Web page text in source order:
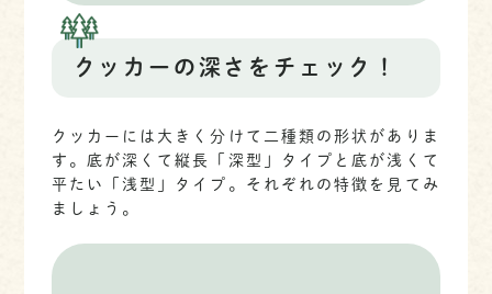
クッカーの深さをチェック！
クッカーには大きく分けて二種類の形状がありま
す。底が深くて縦長「深型」タイプと底が浅くて
平たい「浅型」タイプ。それぞれの特徴を見てみ
ましょう。